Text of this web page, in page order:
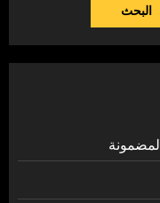
البحث